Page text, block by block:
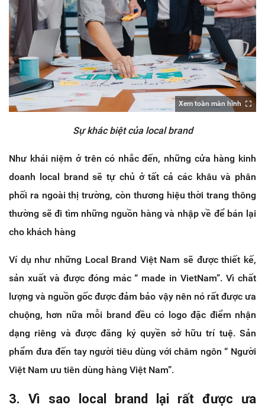
Xem toàn màn hình
Sự khác biệt của local brand
Như khái niệm ở trên có nhắc đến, những cửa hàng kinh
doanh local brand sẽ tự chủ ở tất cả các khâu và phân
phối ra ngoài thị trường, còn thương hiệu thời trang thông
thường sẽ đi tìm những nguồn hàng và nhập về để bán lại
cho khách hàng
Ví dụ như những Local Brand Việt Nam sẽ được thiết kế,
sản xuất và được đóng mác “ made in VietNam”. Vì chất
lượng và nguồn gốc được đảm bảo vậy nên nó rất được ưa
chuộng, hơn nữa mỗi brand đều có logo đặc điểm nhận
dạng riêng và được đăng ký quyền sở hữu trí tuệ. Sản
phẩm đưa đến tay người tiêu dùng với châm ngôn “ Người
Việt Nam ưu tiên dùng hàng Việt Nam”.
3. Vì sao local brand lại rất được ưa